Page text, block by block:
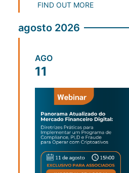
FIND OUT MORE
agosto 2026
AGO
11